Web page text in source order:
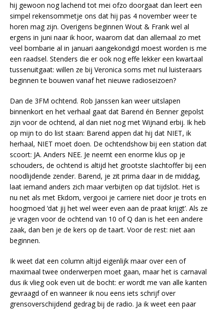
hij gewoon nog lachend tot mei ofzo doorgaat dan leert een
simpel rekensommetje ons dat hij pas 4 november weer te
horen mag zijn. Overigens beginnen Wout & Frank wel al
ergens in juni naar ik hoor, waarom dat dan allemaal zo met
veel bombarie al in januari aangekondigd moest worden is me
een raadsel. Stenders die er ook nog effe lekker een kwartaal
tussenuitgaat: willen ze bij Veronica soms met nul luisteraars
beginnen te bouwen vanaf het nieuwe radioseizoen?
Dan de 3FM ochtend. Rob Janssen kan weer uitslapen
binnenkort en het verhaal gaat dat Barend én Benner gepolst
zijn voor de ochtend, al dan niet nog met Wijnand erbij. Ik heb
op mijn to do list staan: Barend appen dat hij dat NIET, ik
herhaal, NIET moet doen. De ochtendshow bij een station dat
scoort: JA. Anders NEE. Je neemt een enorme klus op je
schouders, de ochtend is altijd het grootste slachtoffer bij een
noodlijdende zender. Barend, je zit prima daar in de middag,
laat iemand anders zich maar verbijten op dat tijdslot. Het is
nu net als met Ekdom, vergooi je carriere niet door je trots en
hoogmoed ‘dat jij het wel weer even aan de praat krijgt’. Als ze
je vragen voor de ochtend van 10 of Q dan is het een andere
zaak, dan ben je de kers op de taart. Voor de rest: niet aan
beginnen.
Ik weet dat een column altijd eigenlijk maar over een of
maximaal twee onderwerpen moet gaan, maar het is carnaval
dus ik vlieg ook even uit de bocht: er wordt me van alle kanten
gevraagd of en wanneer ik nou eens iets schrijf over
grensoverschijdend gedrag bij de radio. Ja ik weet een paar